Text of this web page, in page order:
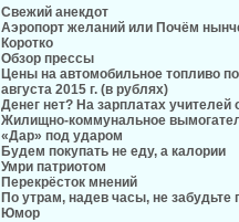
Свежий анекдот
Аэропорт желаний или Почём
Коротко
Обзор прессы
Цены на автомобильное топливо
августа 2015 г. (в рублях)
Денег нет? На зарплатах учителей
Жилищно-коммунальное
«Дар» под ударом
Будем покупать не еду, а калории
Умри патриотом
Перекрёсток мнений
По утрам, надев часы, не забудьте
Юмор